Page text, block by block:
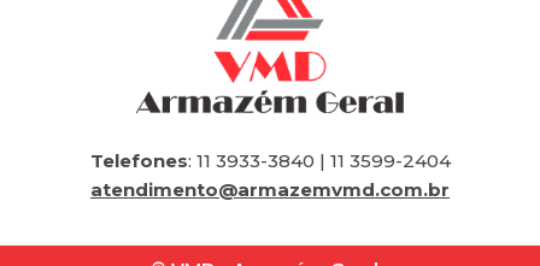
Telefones: 11 3933-3840 | 11 3599-2404
atendimento@armazemvmd.com.br